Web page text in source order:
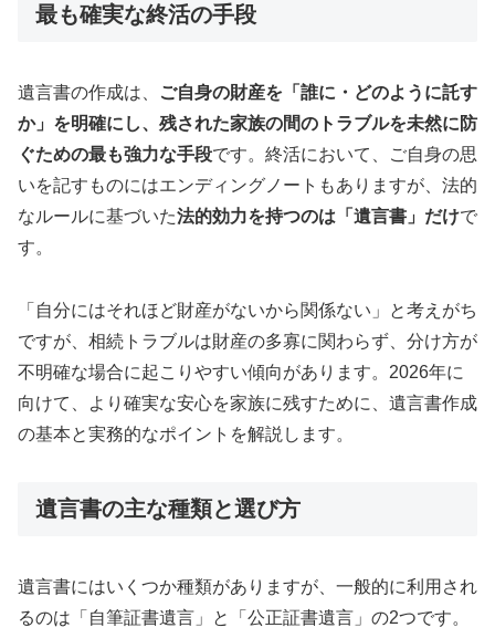
最も確実な終活の手段
遺言書の作成は、
ご自身の財産を「誰に・どのように託す
か」を明確にし、残された家族の間のトラブルを未然に防
ぐための最も強力な手段です。終活において、ご自身の思
いを記すものにはエンディングノートもありますが、法的
なルールに基づいた法的効力を持つのは「遺言書」だけで
す。
「自分にはそれほど財産がないから関係ない」と考えがち
ですが、相続トラブルは財産の多寡に関わらず、分け方が
不明確な場合に起こりやすい傾向があります。2026年に
向けて、より確実な安心を家族に残すために、遺言書作成
の基本と実務的なポイントを解説します。
遺言書の主な種類と選び方
遺言書にはいくつか種類がありますが、一般的に利用され
るのは「自筆証書遺言」と「公正証書遺言」の2つです。